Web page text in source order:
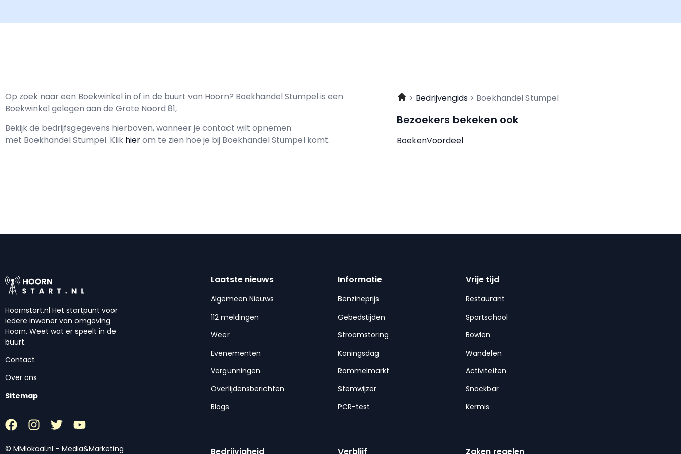
Op zoek naar een Boekwinkel in of in de buurt van Hoorn? Boekhandel Stumpel is een
Boekwinkel gelegen aan de Grote Noord 81,
Bekijk de bedrijfsgegevens hierboven, wanneer je contact wilt opnemen
met Boekhandel Stumpel. Klik hierom te zien hoe je bij Boekhandel Stumpel komt.
Bedrijvengids Boekhandel Stumpel
Bezoekers bekeken ook
BoekenVoordeel
Hoornstart.nl Het startpunt voor
iedere inwoner van omgeving
Hoorn. Weet wat er speelt in de
buurt.
Contact
Over ons
Sitemap
© MMlokaal.nl – Media&Marketing
Laatste nieuws
Algemeen Nieuws
112 meldingen
Weer
Evenementen
Vergunningen
Overlijdensberichten
Blogs
Informatie
Benzineprijs
Gebedstijden
Stroomstoring
Koningsdag
Rommelmarkt
Stemwijzer
PCR-test
Vrije tijd
Restaurant
Sportschool
Bowlen
Wandelen
Activiteiten
Snackbar
Kermis